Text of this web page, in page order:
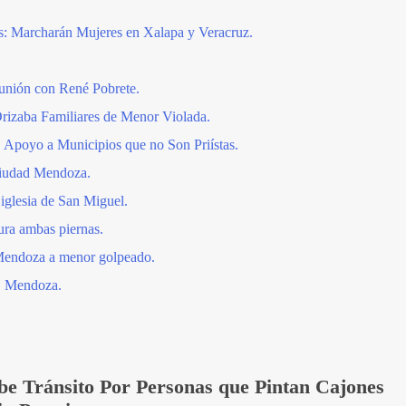
Marcharán Mujeres en Xalapa y Veracruz.
con René Pobrete.
Familiares de Menor Violada.
a Municipios que no Son Priístas.
Mendoza.
de San Miguel.
ambas piernas.
a menor golpeado.
Mendoza.
Tránsito Por Personas que Pintan Cajones